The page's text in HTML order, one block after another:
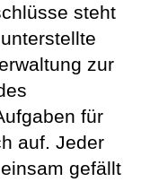
steht
zur
für
auf. Jeder
gefällt